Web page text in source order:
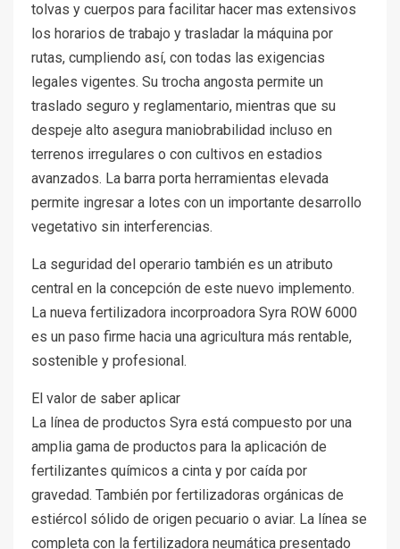
tolvas y cuerpos para facilitar hacer mas extensivos
los horarios de trabajo y trasladar la máquina por
rutas, cumpliendo así, con todas las exigencias
legales vigentes. Su trocha angosta permite un
traslado seguro y reglamentario, mientras que su
despeje alto asegura maniobrabilidad incluso en
terrenos irregulares o con cultivos en estadios
avanzados. La barra porta herramientas elevada
permite ingresar a lotes con un importante desarrollo
vegetativo sin interferencias.
La seguridad del operario también es un atributo
central en la concepción de este nuevo implemento.
La nueva fertilizadora incorproadora Syra ROW 6000
es un paso firme hacia una agricultura más rentable,
sostenible y profesional.
El valor de saber aplicar
La línea de productos Syra está compuesto por una
amplia gama de productos para la aplicación de
fertilizantes químicos a cinta y por caída por
gravedad. También por fertilizadoras orgánicas de
estiércol sólido de origen pecuario o aviar. La línea se
completa con la fertilizadora neumática presentado